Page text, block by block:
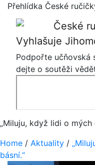
Přehlídka České
Vyhlašuje
Podpořte učňovská
dejte o soutěži
„Miluju, když lidi o mých
Home / Aktuality /
básní.“